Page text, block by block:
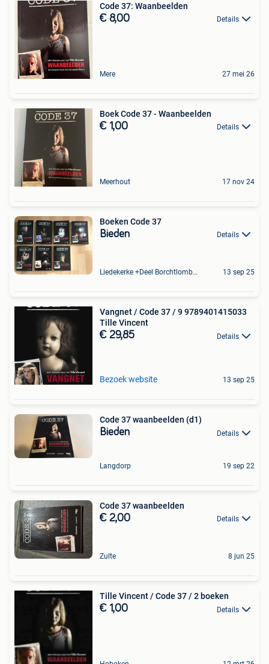
Code 37: Waanbeelden
€ 8,00 Details
Mere 27 mei 26
Boek Code 37 - Waanbeelden
€ 1,00 Details
Meerhout 17 nov 24
Boeken Code 37
Bieden Details
Liedekerke +Deel Borchtlombeek 13 sep 25
Vangnet / Code 37 / 9 9789401415033
Tille Vincent
€ 29,85 Details
Bezoek website 13 sep 25
Code 37 waanbeelden (d1)
Bieden Details
Langdorp 19 sep 22
Code 37 waanbeelden
€ 2,00 Details
Zulte 8 jun 25
Tille Vincent / Code 37 / 2 boeken
€ 1,00 Details